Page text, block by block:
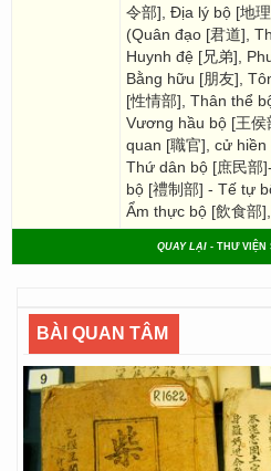
令部], Địa lý bộ [地
(Quân đạo [君道],
Huynh đệ [兄弟],
Bằng hữu [朋友],
[性情部], Thân thể
Vương hầu bộ [王
quan [職官], cử
Thứ dân bộ [庶民部
bộ [禮制部] - Tế tự
Ẩm thực bộ [飲食部
QUAY LẠI - THƯ VIỆN
BÀI QUAN TÂM